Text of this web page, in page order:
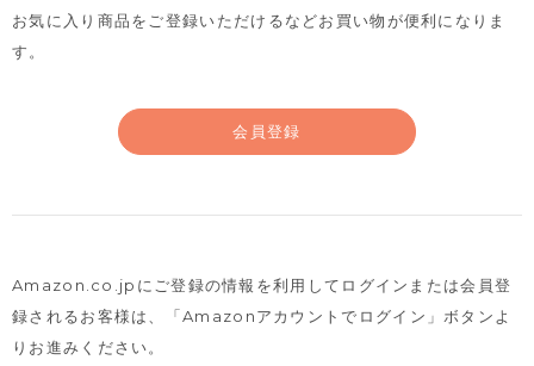
お気に入り商品をご登録いただけるなどお買い物が便利になりま
す。
会員登録
Amazon.co.jpにご登録の情報を利用してログインまたは会員登
録されるお客様は、
「Amazonアカウントでログイン」ボタンよ
りお進みください。